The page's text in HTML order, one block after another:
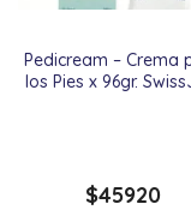
Pedicream – Crema
los Pies x 96gr.
$45920